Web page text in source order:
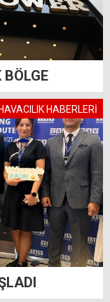
HAVACILIK HABERLERİ